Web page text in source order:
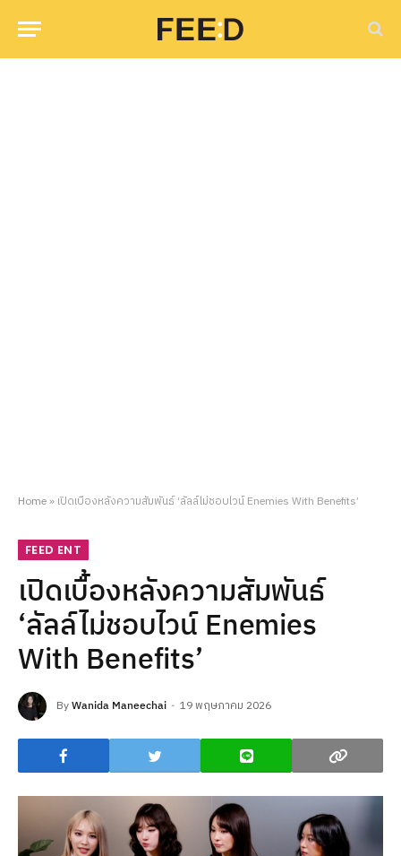
Home» เปิดเบื้องหลังความสัมพันธ์ ‘ลัลล์ไม่ชอบไวน์ Enemies With Benefits’
FEED ENT
เปิดเบื้องหลังความสัมพันธ์
‘ลัลล์ไม่ชอบไวน์ Enemies
With Benefits’
ByWanida Maneechai 19 พฤษภาคม 2026